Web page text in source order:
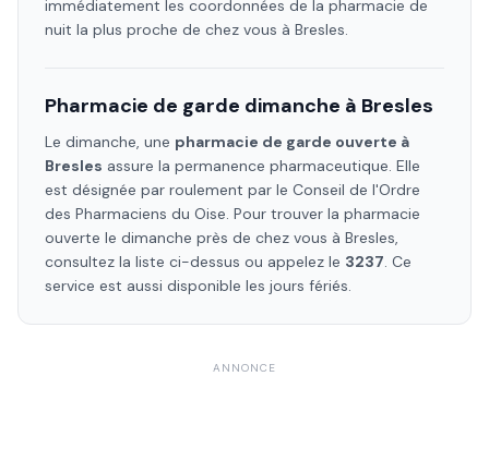
immédiatement les coordonnées de la pharmacie de
nuit la plus proche de chez vous à Bresles.
Pharmacie de garde dimanche à Bresles
Le dimanche, une pharmacie de garde ouverte à
Bresles assure la permanence pharmaceutique. Elle
est désignée par roulement par le Conseil de l'Ordre
des Pharmaciens du Oise. Pour trouver la pharmacie
ouverte le dimanche près de chez vous à Bresles,
consultez la liste ci-dessus ou appelez le 3237. Ce
service est aussi disponible les jours fériés.
ANNONCE